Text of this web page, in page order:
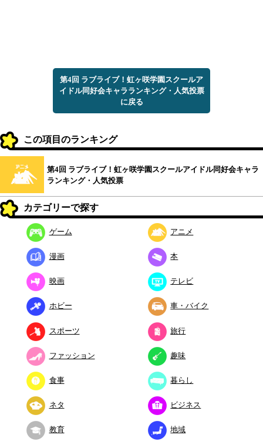
第4回 ラブライブ！虹ヶ咲学園スクールア
イドル同好会キャラランキング・人気投票
に戻る
この項目のランキング
第4回 ラブライブ！虹ヶ咲学園スクールアイドル同好会キャラ
ランキング・人気投票
カテゴリーで探す
ゲーム アニメ
漫画 本
映画 テレビ
ホビー 車・バイク
スポーツ 旅行
ファッション 趣味
食事 暮らし
ネタ ビジネス
教育 地域